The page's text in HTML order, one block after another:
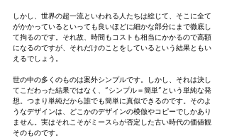
しかし、世界の超一流といわれる人たちは総じて、そこに全て
がかかっているといっても良いほどに細かな部分にまで徹底し
て拘るのです。それ故、時間もコストも相当にかかるので高額
になるのですが、それだけのことをしているという結果ともい
えるでしょう。
世の中の多くのものは案外シンプルです。しかし、それは決し
てこだわった結果ではなく、“シンプル＝簡単”という単純な発
想。つまり単純だから誰でも簡単に真似できるのです。そのよ
うなデザインは、どこかのデザインの模倣やコピーでしかあり
ません。実はそれこそがミースらが否定した古い時代の価値観
そのものです。